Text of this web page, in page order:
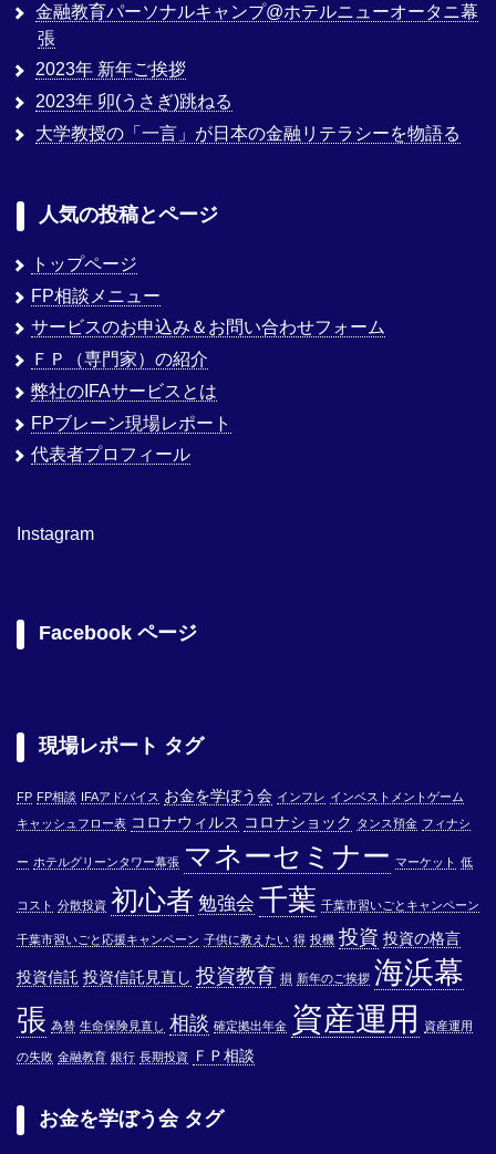
金融教育パーソナルキャンプ@ホテルニューオータニ幕
張
2023年 新年ご挨拶
2023年 卯(うさぎ)跳ねる
大学教授の「一言」が日本の金融リテラシーを物語る
人気の投稿とページ
トップページ
FP相談メニュー
サービスのお申込み＆お問い合わせフォーム
ＦＰ（専門家）の紹介
弊社のIFAサービスとは
FPブレーン現場レポート
代表者プロフィール
Instagram
Facebook ページ
現場レポート タグ
FP FP相談 IFAアドバイス お金を学ぼう会 インフレ インベストメントゲーム
キャッシュフロー表 コロナウィルス コロナショック タンス預金 フィナシ
ー ホテルグリーンタワー幕張 マネーセミナー マーケット 低
コスト 分散投資 初心者 勉強会 千葉 千葉市習いごとキャンペーン
千葉市習いごと応援キャンペーン 子供に教えたい 得 投機 投資 投資の格言
投資信託 投資信託見直し 投資教育 損 新年のご挨拶 海浜幕
張 為替 生命保険見直し 相談 確定拠出年金 資産運用 資産運用
の失敗 金融教育 銀行 長期投資 ＦＰ相談
お金を学ぼう会 タグ